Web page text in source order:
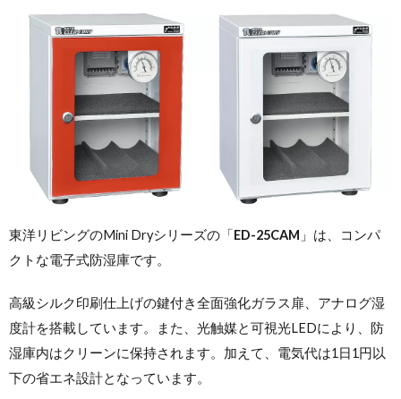
東洋リビングのMini Dryシリーズの「ED-25CAM 」は、コンパ
クトな電子式防湿庫です。
高級シルク印刷仕上げの鍵付き全面強化ガラス扉、アナログ湿
度計を搭載しています。また、光触媒と可視光LEDにより、防
湿庫内はクリーンに保持されます。加えて、電気代は1日1円以
下の省エネ設計となっています。